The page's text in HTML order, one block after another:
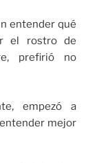
entender qué
el rostro de
prefirió no
empezó a
mejor